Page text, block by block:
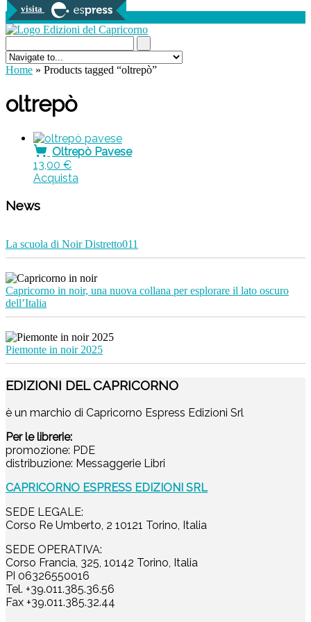
visita
0 prodotti
Home » Products tagged “oltrepò”
oltrepò
Oltrepò Pavese
13,00 €
Acquista
News
La scuola di Noir Distretto011
Capricorno in noir, una nuova collana per esplorare il lato oscuro
dell’Italia
Piemonte in noir 2025
EDIZIONI DEL CAPRICORNO
è un marchio di Capricorno Espress Edizioni Srl
Per le librerie:
promozione: PDE
distribuzione: Messaggerie Libri
CAPRICORNO ESPRESS EDIZIONI SRL
SEDE LEGALE:
Corso Re Umberto, 2 10121 Torino, Italia
SEDE OPERATIVA:
Corso Francia, 325, 10142 Torino, Italia
PI 06326550016
Tel. +39.011.385.36.56
Fax +39.011.385.32.44